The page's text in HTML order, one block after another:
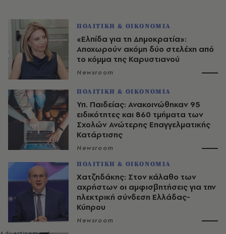
ΠΟΛΙΤΙΚΗ & ΟΙΚΟΝΟΜΙΑ
«Ελπίδα για τη Δημοκρατία»:
Αποχωρούν ακόμη δύο στελέχη από
το κόμμα της Καρυστιανού
Newsroom
ΠΟΛΙΤΙΚΗ & ΟΙΚΟΝΟΜΙΑ
Υπ. Παιδείας: Ανακοινώθηκαν 95
ειδικότητες και 860 τμήματα των
Σχολών Ανώτερης Επαγγελματικής
Κατάρτισης
Newsroom
ΠΟΛΙΤΙΚΗ & ΟΙΚΟΝΟΜΙΑ
Χατζηδάκης: Στον κάλαθο των
αχρήστων οι αμφισβητήσεις για την
ηλεκτρική σύνδεση Ελλάδας-
Κύπρου
Newsroom